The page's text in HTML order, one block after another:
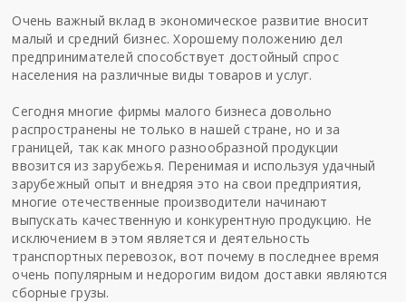
Очень важный вклад в экономическое развитие вносит
малый и средний бизнес. Хорошему положению дел
предпринимателей способствует достойный спрос
населения на различные виды товаров и услуг.
Сегодня многие фирмы малого бизнеса довольно
распространены не только в нашей стране, но и за
границей, так как много разнообразной продукции
ввозится из зарубежья. Перенимая и используя удачный
зарубежный опыт и внедряя это на свои предприятия,
многие отечественные производители начинают
выпускать качественную и конкурентную продукцию. Не
исключением в этом является и деятельность
транспортных перевозок, вот почему в последнее время
очень популярным и недорогим видом доставки являются
сборные грузы.